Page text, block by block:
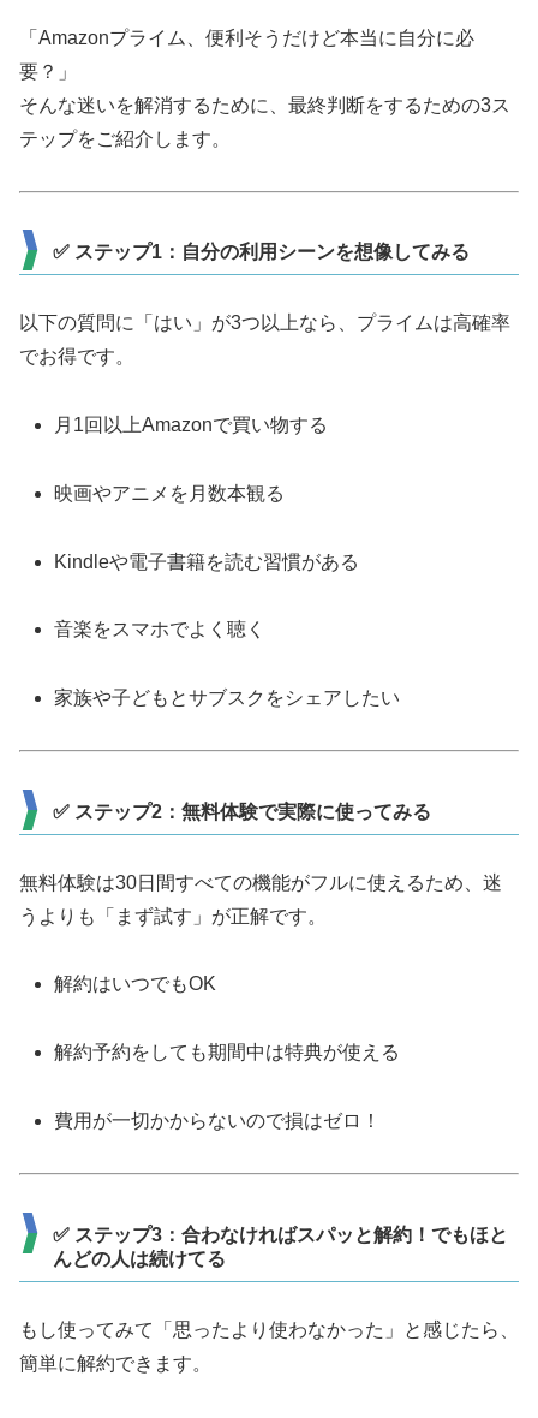
「Amazonプライム、便利そうだけど本当に自分に必
要？」
そんな迷いを解消するために、最終判断をするための3ス
テップをご紹介します。
✅ ステップ1：自分の利用シーンを想像してみる
以下の質問に「はい」が3つ以上なら、プライムは高確率
でお得です。
月1回以上Amazonで買い物する
映画やアニメを月数本観る
Kindleや電子書籍を読む習慣がある
音楽をスマホでよく聴く
家族や子どもとサブスクをシェアしたい
✅ ステップ2：無料体験で実際に使ってみる
無料体験は30日間すべての機能がフルに使えるため、迷
うよりも「まず試す」が正解です。
解約はいつでもOK
解約予約をしても期間中は特典が使える
費用が一切かからないので損はゼロ！
✅ ステップ3：合わなければスパッと解約！でもほと
んどの人は続けてる
もし使ってみて「思ったより使わなかった」と感じたら、
簡単に解約できます。